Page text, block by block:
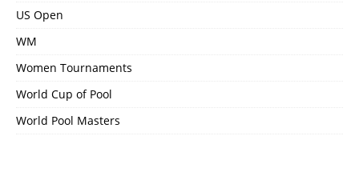
US Open
WM
Women Tournaments
World Cup of Pool
World Pool Masters